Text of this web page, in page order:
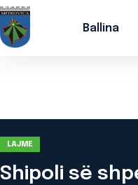
Ballina
LAJME
Shipoli së